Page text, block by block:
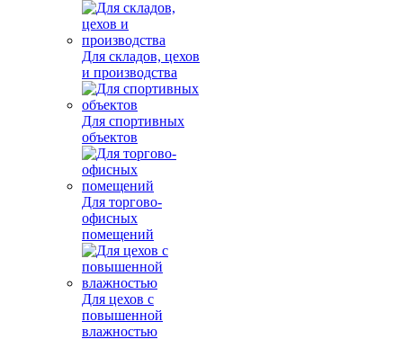
Для складов, цехов
и производства
Для спортивных
объектов
Для торгово-
офисных
помещений
Для цехов с
повышенной
влажностью